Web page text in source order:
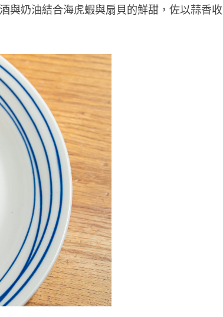
與奶油結合海虎蝦與扇貝的鮮甜，佐以蒜香收